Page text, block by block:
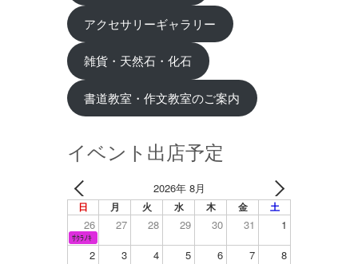
アクセサリーギャラリー
雑貨・天然石・化石
書道教室・作文教室のご案内
イベント出店予定
2026年 8月
日 月 火 水 木 金 土
26 27 28 29 30 31 1
ｻｸﾗﾉｷ
2 3 4 5 6 7 8